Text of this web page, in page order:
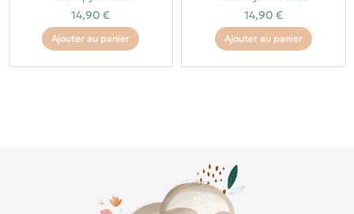
14,90 €
Ajouter au panier
14,90 €
Ajouter au panier